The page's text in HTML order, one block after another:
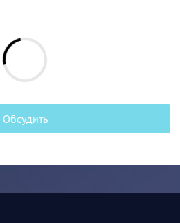
Обсудить